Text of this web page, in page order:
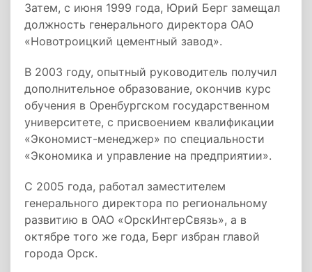
Затем, с июня 1999 года, Юрий Берг замещал
должность генерального директора ОАО
«Новотроицкий цементный завод».
В 2003 году, опытный руководитель получил
дополнительное образование, окончив курс
обучения в Оренбургском государственном
университете, с присвоением квалификации
«Экономист-менеджер» по специальности
«Экономика и управление на предприятии».
С 2005 года, работал заместителем
генерального директора по региональному
развитию в ОАО «ОрскИнтерСвязь», а в
октябре того же года, Берг избран главой
города Орск.